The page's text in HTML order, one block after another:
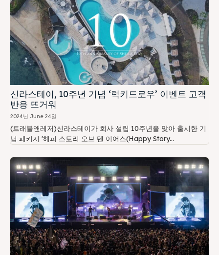
신라스테이, 10주년 기념 ‘럭키드로우’ 이벤트 고객
반응 뜨거워
2024년 June 24일
(트래블앤레저)신라스테이가 회사 설립 10주년을 맞아 출시한 기
념 패키지 '해피 스토리 오브 텐 이어스(Happy Story...